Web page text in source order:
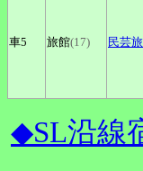
車5 旅館(17) 民芸
◆SL沿線